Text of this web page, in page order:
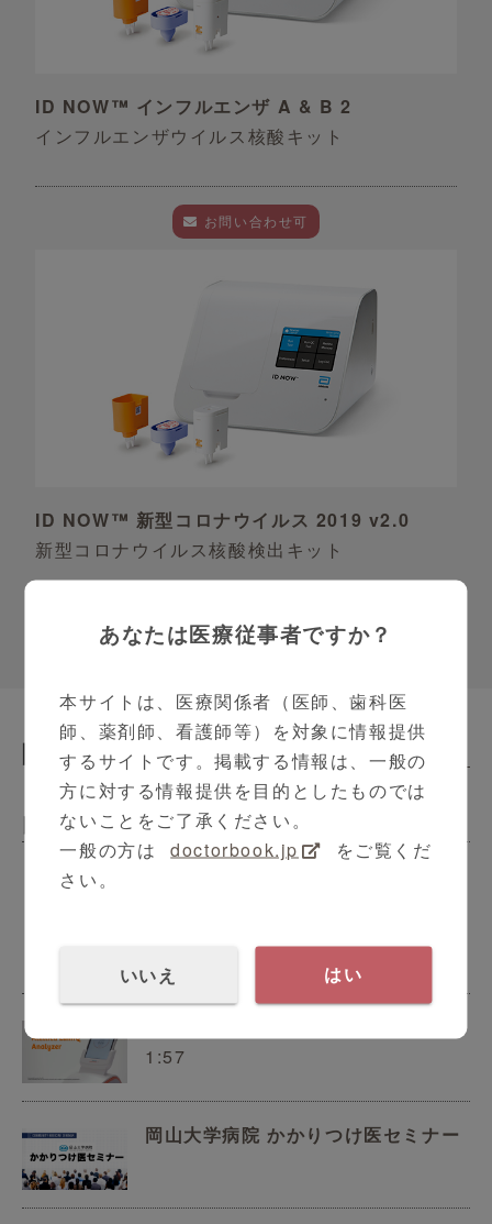
ID NOW™ インフルエンザ A & B 2
インフルエンザウイルス核酸キット
お問い合わせ可
ID NOW™ 新型コロナウイルス 2019 v2.0
新型コロナウイルス核酸検出キット
関連動画 Related Contents
内科
1:57
岡山大学病院 かかりつけ医セミナー
あなたは医療従事者ですか？
本サイトは、医療関係者（医師、歯科医
師、薬剤師、看護師等）を対象に情報提供
するサイトです。掲載する情報は、一般の
方に対する情報提供を目的としたものでは
ないことをご了承ください。
一般の方は
doctorbook.jp
をご覧くだ
さい。
いいえ はい